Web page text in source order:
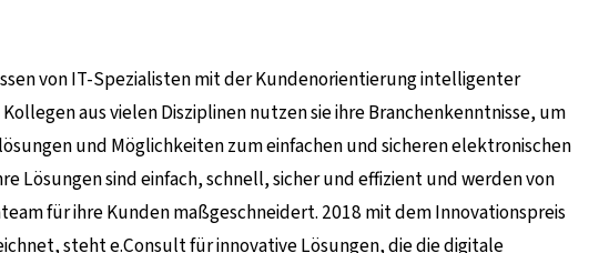
von IT-Spezialisten mit der Kundenorientierung intelligenter
aus vielen Disziplinen nutzen sie ihre Branchenkenntnisse, um
und Möglichkeiten zum einfachen und sicheren elektronischen
Lösungen sind einfach, schnell, sicher und effizient und werden von
für ihre Kunden maßgeschneidert. 2018 mit dem Innovationspreis
steht e.Consult für innovative Lösungen, die die digitale